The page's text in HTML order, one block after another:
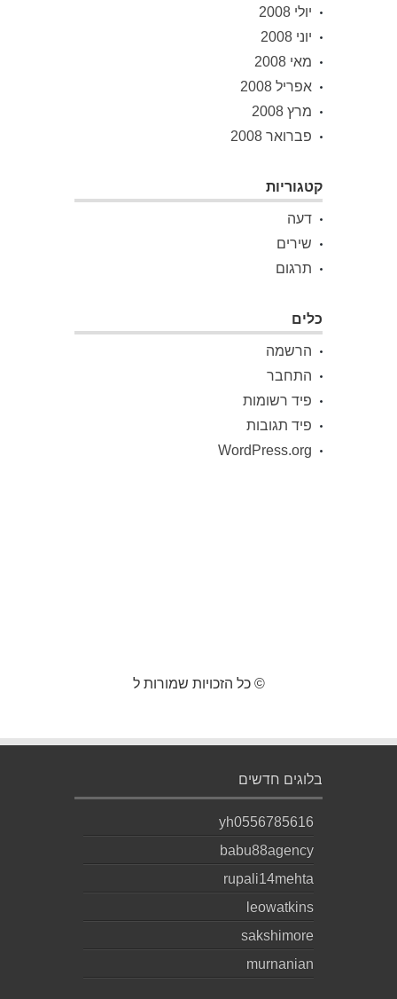
יולי 2008
יוני 2008
מאי 2008
אפריל 2008
מרץ 2008
פברואר 2008
קטגוריות
דעה
שירים
תרגום
כלים
הרשמה
התחבר
פיד רשומות
פיד תגובות
WordPress.org
© כל הזכויות שמורות ל
בלוגים חדשים
yh0556785616
babu88agency
rupali14mehta
leowatkins
sakshimore
murnanian